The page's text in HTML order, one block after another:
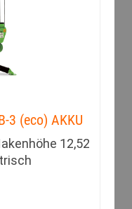
3 (eco) AKKU
12,52